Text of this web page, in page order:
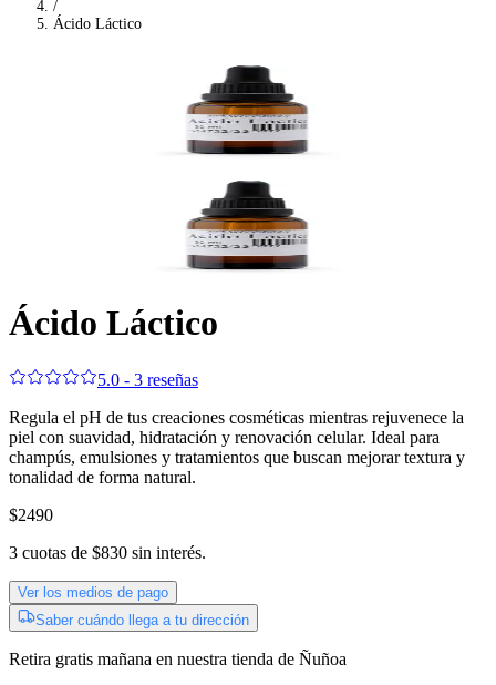
/
Ácido Láctico
Ácido Láctico
5.0 - 3 reseñas
Regula el pH de tus creaciones cosméticas mientras rejuvenece la
piel con suavidad, hidratación y renovación celular. Ideal para
champús, emulsiones y tratamientos que buscan mejorar textura y
tonalidad de forma natural.
$2490
3 cuotas de $830 sin interés.
Ver los medios de pago
Saber cuándo llega a tu dirección
Retira gratis mañana en nuestra tienda de Ñuñoa